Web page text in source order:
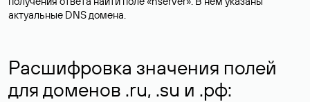
актуальные DNS домена.
Расшифровка значения полей
для доменов .ru, .su и .рф: